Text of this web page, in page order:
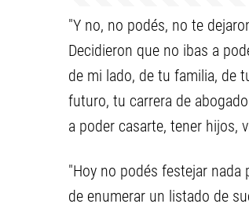
"Y no, no podés, no te
Decidieron que no ibas a
de mi lado, de tu familia, de
futuro, tu carrera de
a poder casarte, tener hijos,
"Hoy no podés festejar
de enumerar un listado de